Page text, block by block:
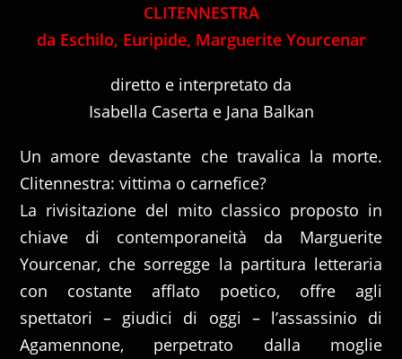
CLITENNESTRA
da Eschilo, Euripide, Marguerite Yourcenar
diretto e interpretato da
Isabella Caserta e Jana Balkan
Un amore devastante che travalica la morte.
Clitennestra: vittima o carnefice?
La rivisitazione del mito classico proposto in
chiave di contemporaneità da Marguerite
Yourcenar, che sorregge la partitura letteraria
con costante afflato poetico, offre agli
spettatori – giudici di oggi – l’assassinio di
Agamennone, perpetrato dalla moglie